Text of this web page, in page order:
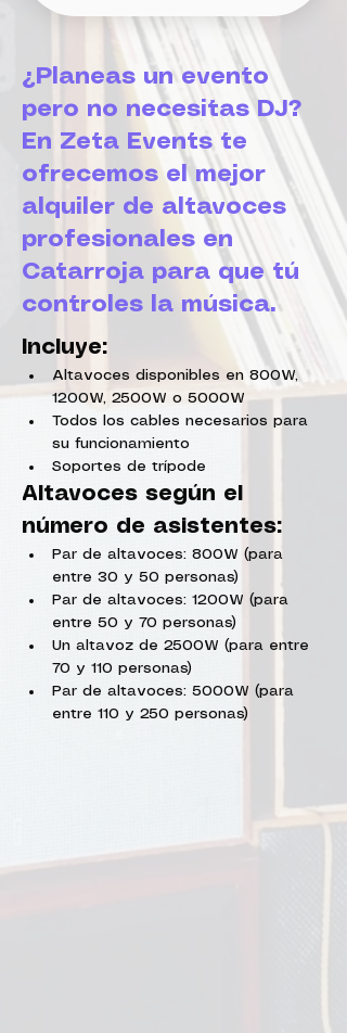
¿Planeas un evento
pero no necesitas DJ?
En Zeta Events te
ofrecemos el mejor
alquiler de altavoces
profesionales en
Catarroja para que tú
controles la música.
Incluye:
Altavoces disponibles en 800W,
1200W, 2500W o 5000W
Todos los cables necesarios para
su funcionamiento
Soportes de trípode
Altavoces según el
número de asistentes:
Par de altavoces: 800W (para
entre 30 y 50 personas)
Par de altavoces: 1200W (para
entre 50 y 70 personas)
Un altavoz de 2500W (para entre
70 y 110 personas)
Par de altavoces: 5000W (para
entre 110 y 250 personas)